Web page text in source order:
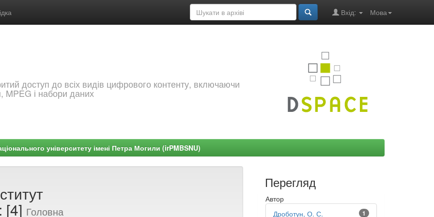
Мова
Вхід:
доступ до всіх видів цифрового контенту, включаючи
MPEG і набори даних
університету імені Петра Могили (irPMBSNU)
[4] Головна
Перегляд
Автор
1
Дроботун, О. С.